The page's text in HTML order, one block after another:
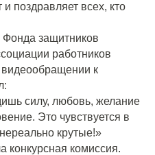
поздравляет всех, кто
Фонда защитников
работников
видеообращении к
силу, любовь, желание
Это чувствуется в
крутые!»
конкурсная комиссия.